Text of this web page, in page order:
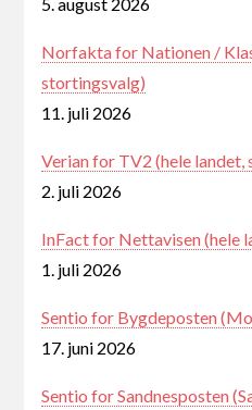
Norfakta for Nationen /
stortingsvalg)
11. juli 2026
Verian for TV2 (hele
2. juli 2026
InFact for Nettavisen (hele
1. juli 2026
Sentio for Bygdeposten
17. juni 2026
Sentio for Sandnesposten